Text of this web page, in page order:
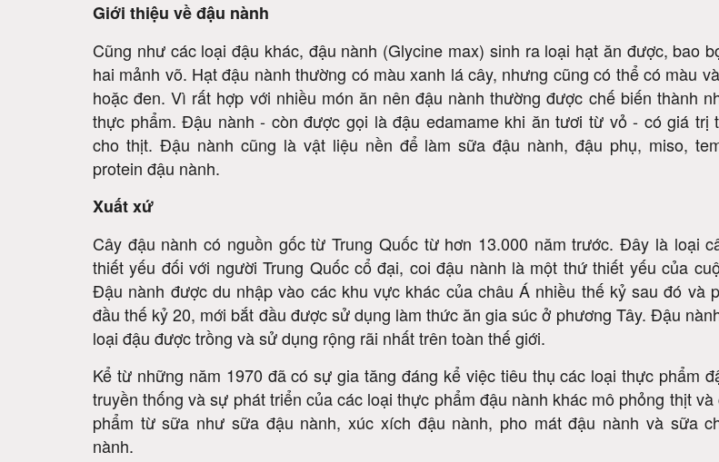
Giới thiệu về đậu nành
Cũng như các loại đậu khác, đậu nành (Glycine max) sinh ra loại hạt ăn được, bao
hai mảnh võ. Hạt đậu nành thường có màu xanh lá cây, nhưng cũng có thể có màu
hoặc đen. Vì rất hợp với nhiều món ăn nên đậu nành thường được chế biến thành
thực phẩm. Đậu nành - còn được gọi là đậu edamame khi ăn tươi từ vỏ - có giá trị
cho thịt. Đậu nành cũng là vật liệu nền để làm sữa đậu nành, đậu phụ, miso,
protein đậu nành.
Xuất xứ
Cây đậu nành có nguồn gốc từ Trung Quốc từ hơn 13.000 năm trước. Đây là loại
thiết yếu đối với người Trung Quốc cổ đại, coi đậu nành là một thứ thiết yếu của
Đậu nành được du nhập vào các khu vực khác của châu Á nhiều thế kỷ sau đó và
đầu thế kỷ 20, mới bắt đầu được sử dụng làm thức ăn gia súc ở phương Tây. Đậu
loại đậu được trồng và sử dụng rộng rãi nhất trên toàn thế giới.
Kể từ những năm 1970 đã có sự gia tăng đáng kể việc tiêu thụ các loại thực phẩm
truyền thống và sự phát triển của các loại thực phẩm đậu nành khác mô phỏng thịt và
phẩm từ sữa như sữa đậu nành, xúc xích đậu nành, pho mát đậu nành và sữa
nành.